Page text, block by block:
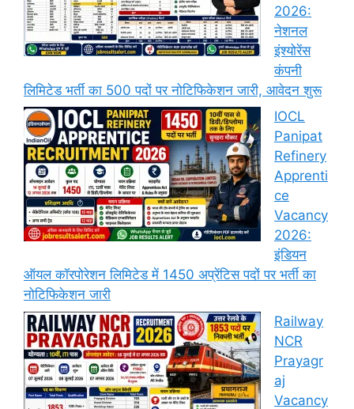
2026:
नेशनल
इंश्योरेंस
कंपनी
लिमिटेड भर्ती का 500 पदों पर नोटिफिकेशन जारी, आवेदन शुरू
IOCL
Panipat
Refinery
Apprenti
ce
Vacancy
2026:
इंडियन
ऑयल कॉरपोरेशन लिमिटेड में 1450 अप्रेंटिस पदों पर भर्ती का
नोटिफिकेशन जारी
Railway
NCR
Prayagr
aj
Vacancy